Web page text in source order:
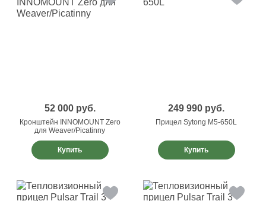
52 000 руб.
Кронштейн INNOMOUNT Zero
для Weaver/Picatinny
Купить
249 990 руб.
Прицел Sytong M5-650L
Купить